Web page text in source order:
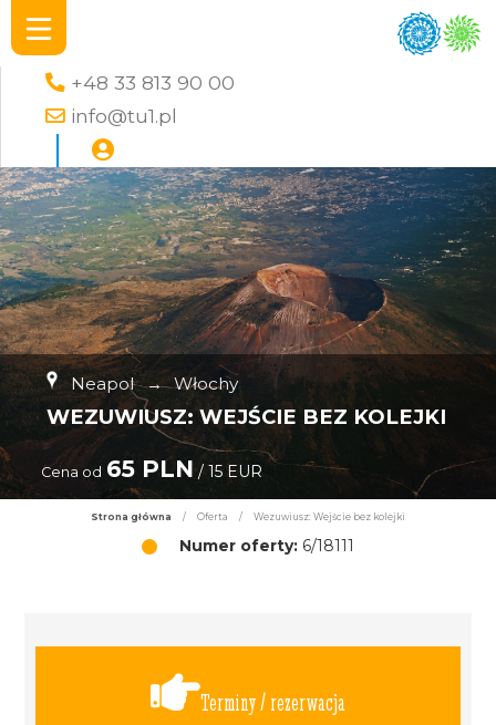
+48 33 813 90 00
info@tu1.pl
Neapol → Włochy
WEZUWIUSZ: WEJŚCIE BEZ KOLEJKI
Cena od 65 PLN/ 15 EUR
Strona główna / Oferta / Wezuwiusz: Wejście bez kolejki
Numer oferty: 6/18111
Terminy / rezerwacja